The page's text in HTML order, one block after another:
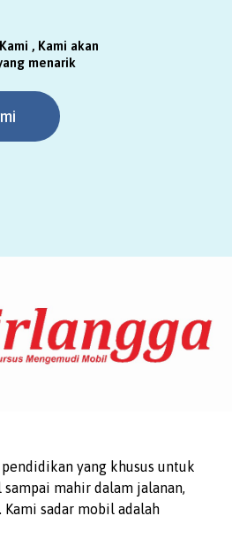
, Kami akan
menarik
yang khusus untuk
mahir dalam jalanan,
sadar mobil adalah